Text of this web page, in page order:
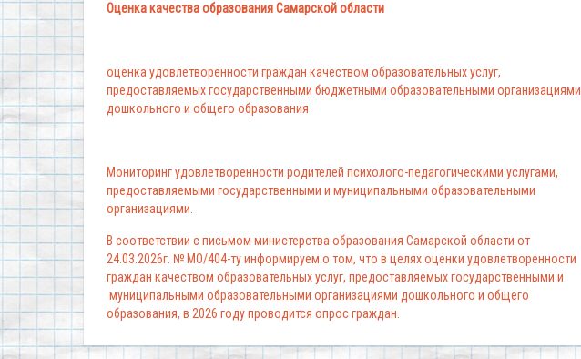
Оценка качества образования Самарской области
оценка удовлетворенности граждан качеством образовательных услуг,
предоставляемых государственными бюджетными образовательными организациями
дошкольного и общего образования
Мониторинг удовлетворенности родителей психолого-педагогическими услугами,
предоставляемыми государственными и муниципальными образовательными
организациями.
В соответствии с письмом министерства образования Самарской области от
24.03.2026г. № МО/404-ту информируем о том, что в целях оценки удовлетворенности
граждан качеством образовательных услуг, предоставляемых государственными и
муниципальными образовательными организациями дошкольного и общего
образования, в 2026 году проводится опрос граждан.